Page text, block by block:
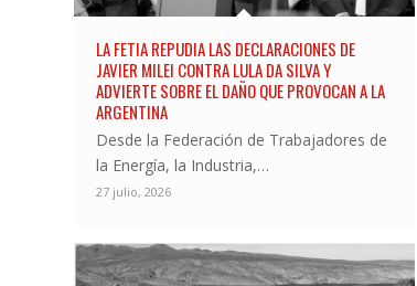
LA FETIA REPUDIA LAS DECLARACIONES DE
JAVIER MILEI CONTRA LULA DA SILVA Y
ADVIERTE SOBRE EL DAÑO QUE PROVOCAN A LA
ARGENTINA
Desde la Federación de Trabajadores de
la Energía, la Industria,…
27 julio, 2026